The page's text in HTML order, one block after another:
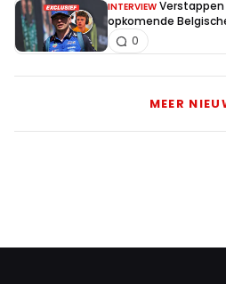
INTERVIEW
opkomende
0
MEER